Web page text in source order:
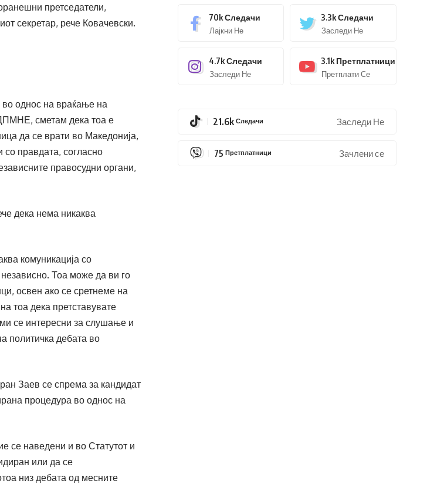
претседатели,
секретар, рече Ковачевски.
во однос на враќање на
сметам дека тоа е
да се врати во Македонија,
со правдата, согласно
правосудни органи,
дека нема никаква
комуникација со
Тоа може да ви го
освен ако се сретнеме на
тоа дека претставувате
се интересни за слушање и
политичка дебата во
Заев се спрема за кандидат
процедура во однос на
се наведени и во Статутот и
или да се
низ дебата од месните
70kСледачи
Лајкни Не
3.3kСледачи
Заследи Не
4.7kСледачи
Заследи Не
3.1k Претплатници
Претплати Се
21.6k Следачи Заследи Не
75 Претплатници Зачлени се